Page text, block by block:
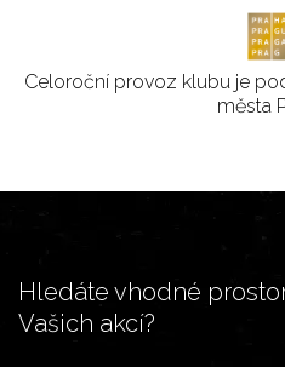
Celoroční provoz klubu je
města
Hledáte vhodné
Vašich akcí?